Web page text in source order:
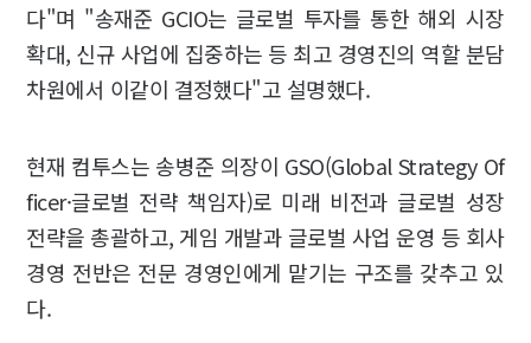
다"며 "송재준 GCIO는 글로벌 투자를 통한 해외 시장
확대, 신규 사업에 집중하는 등 최고 경영진의 역할 분담
차원에서 이같이 결정했다"고 설명했다.
현재 컴투스는 송병준 의장이 GSO(Global Strategy Of
ficer·글로벌 전략 책임자)로 미래 비전과 글로벌 성장
전략을 총괄하고, 게임 개발과 글로벌 사업 운영 등 회사
경영 전반은 전문 경영인에게 맡기는 구조를 갖추고 있
다.